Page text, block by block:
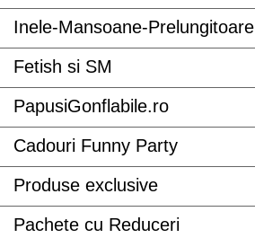
Inele-Mansoane-Prelungitoare
Fetish si SM
PapusiGonflabile.ro
Cadouri Funny Party
Produse exclusive
Pachete cu Reduceri